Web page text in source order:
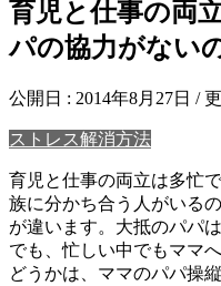
育児と仕事の両
パの協力がない
公開日 : 2014年8月27日 /
ストレス解消方法
育児と仕事の両立は多忙
族に分かち合う人がいる
が違います。大抵のパパ
でも、忙しい中でもママ
どうかは、ママのパパ操